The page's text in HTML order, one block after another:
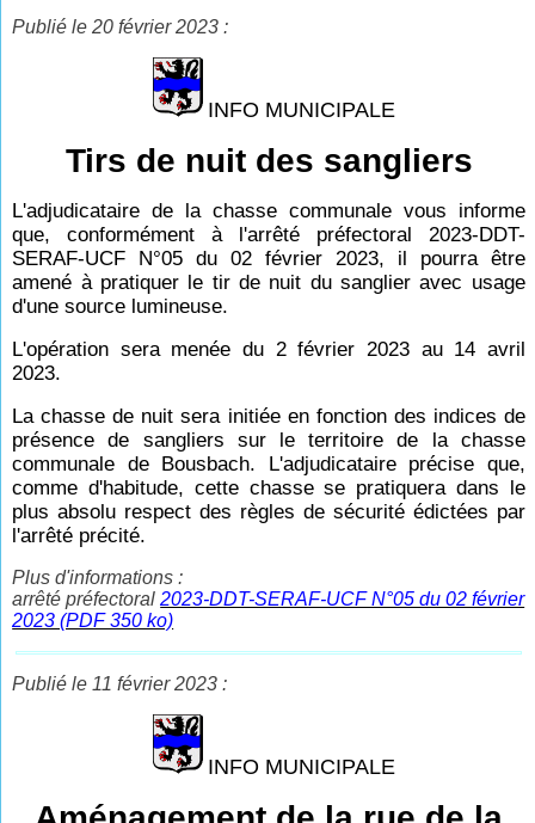
Publié le 20 février 2023 :
INFO MUNICIPALE
Tirs de nuit des sangliers
L'adjudicataire de la chasse communale vous informe
que, conformément à l'arrêté préfectoral 2023-DDT-
SERAF-UCF N°05 du 02 février 2023, il pourra être
amené à pratiquer le tir de nuit du sanglier avec usage
d'une source lumineuse.
L'opération sera menée du 2 février 2023 au 14 avril
2023.
La chasse de nuit sera initiée en fonction des indices de
présence de sangliers sur le territoire de la chasse
communale de Bousbach. L'adjudicataire précise que,
comme d'habitude, cette chasse se pratiquera dans le
plus absolu respect des règles de sécurité édictées par
l'arrêté précité.
Plus d'informations :
arrêté préfectoral2023-DDT-SERAF-UCF N°05 du 02 février
2023 (PDF 350 ko)
Publié le 11 février 2023 :
INFO MUNICIPALE